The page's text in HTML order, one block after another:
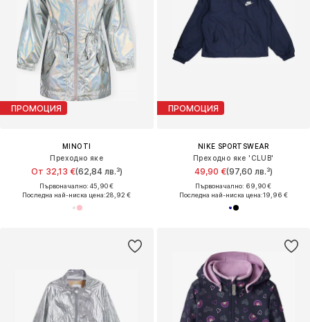
ПРОМОЦИЯ
MINOTI
Преходно яке
От 32,13 €(62,84 лв.³)
Първоначално: 45,90 €
Последна най-ниска цена:28,92 €
ПРОМОЦИЯ
NIKE SPORTSWEAR
Преходно яке 'CLUB'
49,90 €(97,60 лв.³)
Първоначално: 69,90 €
Последна най-ниска цена:19,96 €